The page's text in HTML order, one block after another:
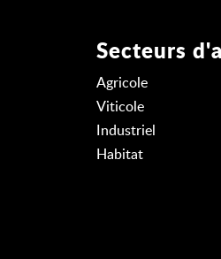
Secteurs
Agricole
Viticole
Industriel
Habitat